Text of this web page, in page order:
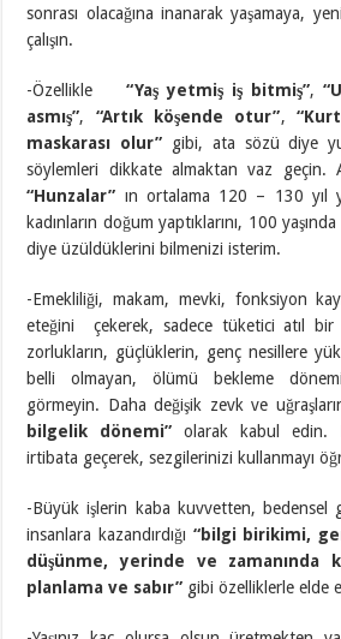
sonrası olacağına inanarak yaşamaya,
çalışın.
-Özellikle“Yaş yetmiş iş bitmiş”,
asmış”, “Artık köşende otur”,
maskarası olur” gibi, ata sözü diye
söylemleri dikkate almaktan vaz geçin.
“Hunzalar” ın ortalama 120 – 130 yıl
kadınların doğum yaptıklarını, 100
diye üzüldüklerini bilmenizi isterim.
-Emekliliği, makam, mevki, fonksiyon
eteğini çekerek, sadece tüketici atıl bir
zorlukların, güçlüklerin, genç nesillere
belli olmayan, ölümü bekleme
görmeyin. Daha değişik zevk ve
bilgelik dönemi”olarak kabul edin.
irtibata geçerek, sezgilerinizi kullanmayı
-Büyük işlerin kaba kuvvetten, bedensel
insanlara kazandırdığı “bilgi birikimi,
düşünme, yerinde ve
planlama ve sabır” gibi özelliklerle elde